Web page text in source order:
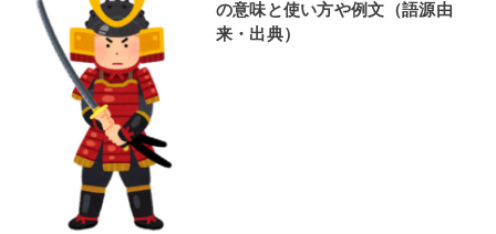
の意味と使い方や例文（語源由
来・出典）